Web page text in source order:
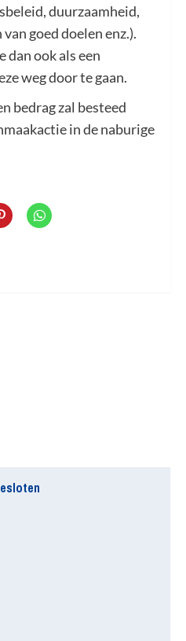
duurzaamheid,
goed doelen enz.).
dan ook als een
weg door te gaan.
bedrag zal besteed
in de naburige